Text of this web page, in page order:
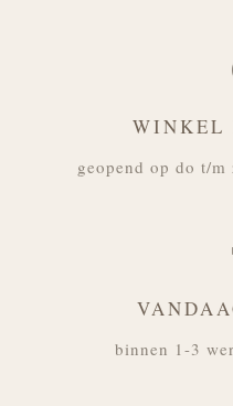
WINKEL
geopend op do t/
binnen 1-3